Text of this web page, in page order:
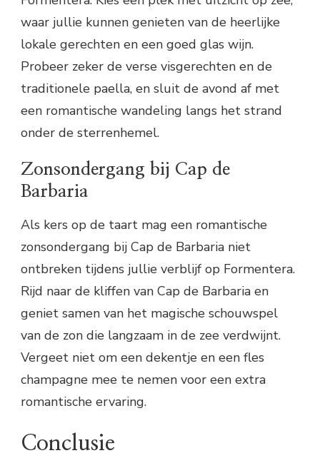
waar jullie kunnen genieten van de heerlijke
lokale gerechten en een goed glas wijn.
Probeer zeker de verse visgerechten en de
traditionele paella, en sluit de avond af met
een romantische wandeling langs het strand
onder de sterrenhemel.
Zonsondergang bij Cap de
Barbaria
Als kers op de taart mag een romantische
zonsondergang bij Cap de Barbaria niet
ontbreken tijdens jullie verblijf op Formentera.
Rijd naar de kliffen van Cap de Barbaria en
geniet samen van het magische schouwspel
van de zon die langzaam in de zee verdwijnt.
Vergeet niet om een dekentje en een fles
champagne mee te nemen voor een extra
romantische ervaring.
Conclusie